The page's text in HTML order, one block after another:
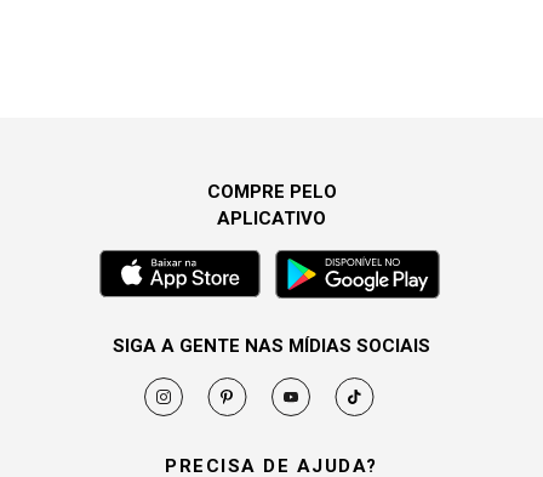
PRECISA DE AJUDA?
COMPRE PELO
APLICATIVO
SIGA A GENTE NAS MÍDIAS SOCIAIS